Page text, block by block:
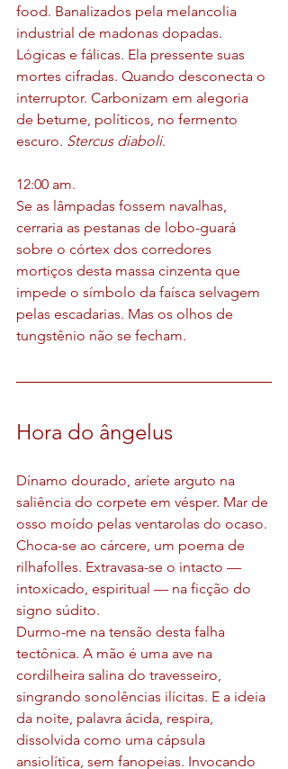
food. Banalizados pela melancolia
industrial de madonas dopadas.
Lógicas e fálicas. Ela pressente suas
mortes cifradas. Quando desconecta o
interruptor. Carbonizam em alegoria
de betume, políticos, no fermento
escuro. Stercus diaboli.
12:00 am.
Se as lâmpadas fossem navalhas,
cerraria as pestanas de lobo-guará
sobre o córtex dos corredores
mortiços desta massa cinzenta que
impede o símbolo da faísca selvagem
pelas escadarias. Mas os olhos de
tungstênio não se fecham.
Hora do ângelus
Dínamo dourado, aríete arguto na
saliência do corpete em vésper. Mar de
osso moído pelas ventarolas do ocaso.
Choca-se ao cárcere, um poema de
rilhafolles. Extravasa-se o intacto —
intoxicado, espiritual — na ficção do
signo súdito.
Durmo-me na tensão desta falha
tectônica. A mão é uma ave na
cordilheira salina do travesseiro,
singrando sonolências ilícitas. E a ideia
da noite, palavra ácida, respira,
dissolvida como uma cápsula
ansiolítica, sem fanopeias. Invocando